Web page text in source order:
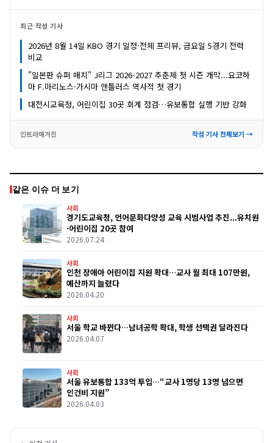
최근 작성 기사
2026년 8월 14일 KBO 경기 일정·전체 프리뷰, 금요일 5경기 전력
비교
"일본판 슈퍼 매치" J리그 2026-2027 추춘제 첫 시즌 개막...요코하
마 F.마리노스·가시마 앤틀러스 역사적 첫 경기
대전시교육청, 어린이집 30곳 회계 점검…유보통합 실행 기반 강화
인트라매거진 작성 기사 전체보기 →
같은 이슈 더 보기
사회
경기도교육청, 언어문화다양성 교육 시범사업 추진...유치원
·어린이집 20곳 참여
2026.07.24
사회
인천 장애아 어린이집 지원 확대…교사 월 최대 107만원,
예산까지 늘렸다
2026.04.20
사회
서울 학교 바뀐다…남녀공학 확대, 학생 선택권 달라진다
2026.04.07
사회
서울 유보통합 133억 투입…“교사 1명당 13명 넘으면
인건비 지원”
2026.04.03